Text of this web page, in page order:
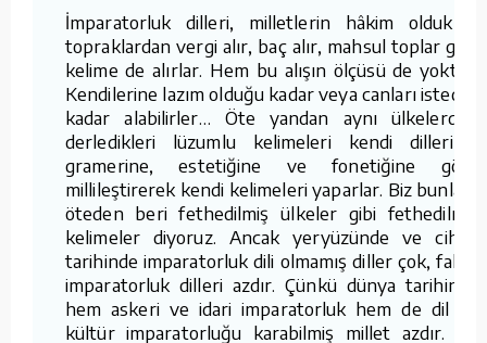
İmparatorluk dilleri, milletlerin hâkim oldukları
topraklardan vergi alır, baç alır, mahsul toplar gibi,
kelime de alırlar. Hem bu alışın ölçüsü de yoktur.
Kendilerine lazım olduğu kadar veya canları istediği
kadar alabilirler… Öte yandan aynı ülkelerden
derledikleri lüzumlu kelimeleri kendi dillerinin
gramerine, estetiğine ve fonetiğine göre
millileştirerek kendi kelimeleri yaparlar. Biz bunlara
öteden beri fethedilmiş ülkeler gibi fethedilmiş
kelimeler diyoruz. Ancak yeryüzünde ve cihan
tarihinde imparatorluk dili olmamış diller çok, fakat
imparatorluk dilleri azdır. Çünkü dünya tarihinde
hem askeri ve idari imparatorluk hem de dil ve
kültür imparatorluğu karabilmiş millet azdır. Bu